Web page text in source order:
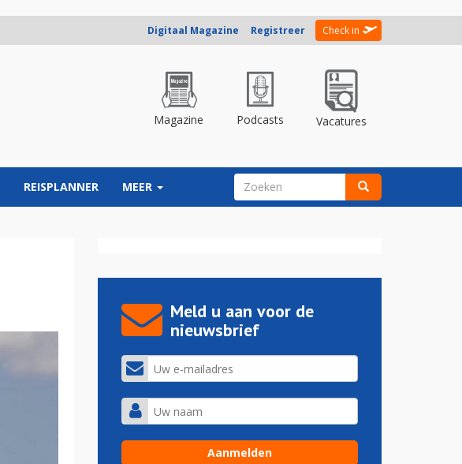
Digitaal Magazine Registreer Check in
Magazine Podcasts Vacatures
REISPLANNER MEER ZOEKVELD
Meld u aan voor de
nieuwsbrief